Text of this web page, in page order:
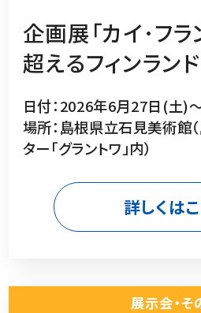
企画展「カイ･フ
超えるフィンラン
日付：2026年6月27日(土)
場所：島根県立石見美術館
ター「グラントワ」内）
詳しくは
展示会・そ